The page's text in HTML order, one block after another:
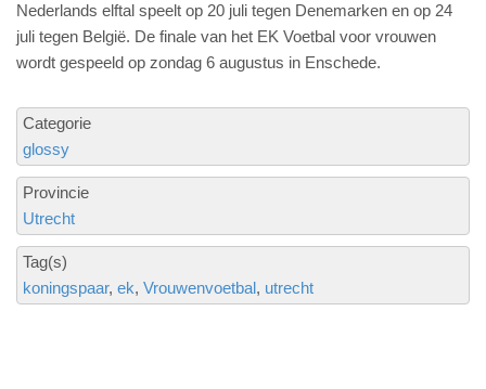
Nederlands elftal speelt op 20 juli tegen Denemarken en op 24
juli tegen België. De finale van het EK Voetbal voor vrouwen
wordt gespeeld op zondag 6 augustus in Enschede.
Categorie
glossy
Provincie
Utrecht
Tag(s)
koningspaar ek Vrouwenvoetbal utrecht